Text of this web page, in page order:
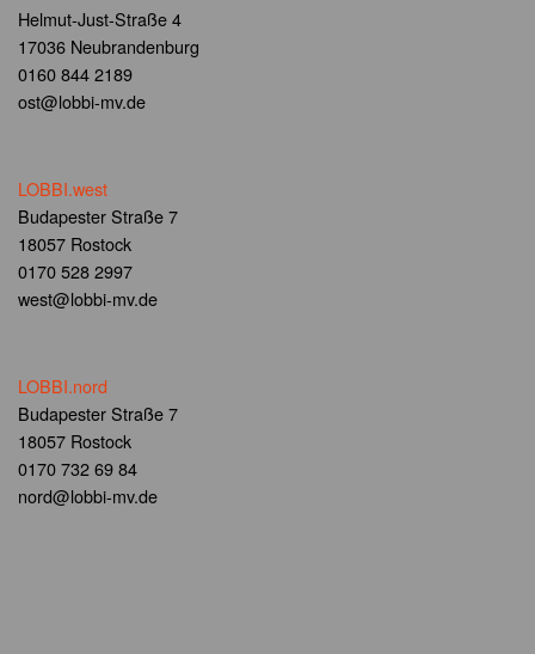
Helmut-Just-Straße 4
17036 Neubrandenburg
0160 844 2189
ost@lobbi-mv.de
LOBBI.west
Budapester Straße 7
18057 Rostock
0170 528 2997
west@lobbi-mv.de
LOBBI.nord
Budapester Straße 7
18057 Rostock
0170 732 69 84
nord@lobbi-mv.de